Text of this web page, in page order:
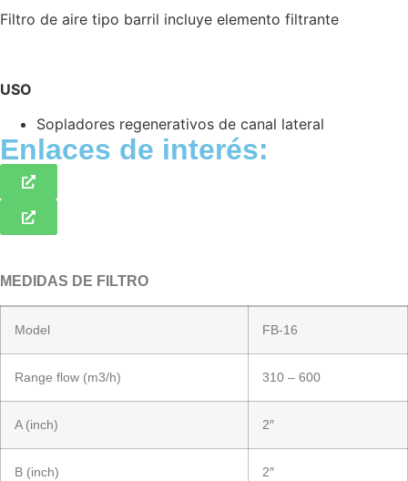
Filtro de aire tipo barril incluye elemento filtrante
USO
Sopladores regenerativos de canal lateral
Enlaces de interés:
MEDIDAS DE FILTRO
Model FB-16
Range flow (m3/h) 310 – 600
A (inch) 2″
B (inch) 2″